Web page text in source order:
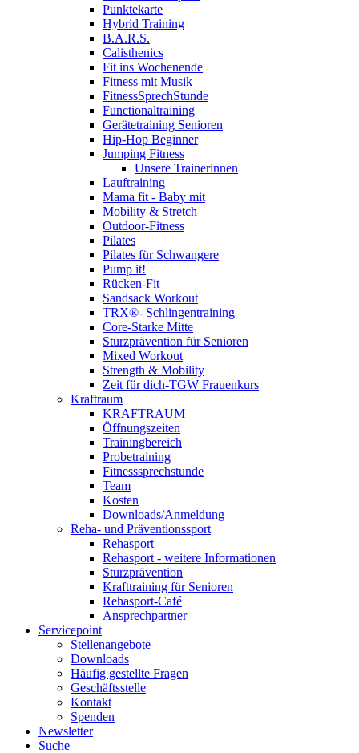
Punktekarte
Hybrid Training
B.A.R.S.
Calisthenics
Fit ins Wochenende
Fitness mit Musik
FitnessSprechStunde
Functionaltraining
Gerätetraining Senioren
Hip-Hop Beginner
Jumping Fitness
Unsere Trainerinnen
Lauftraining
Mama fit - Baby mit
Mobility & Stretch
Outdoor-Fitness
Pilates
Pilates für Schwangere
Pump it!
Rücken-Fit
Sandsack Workout
TRX®- Schlingentraining
Core-Starke Mitte
Sturzprävention für Senioren
Mixed Workout
Strength & Mobility
Zeit für dich-TGW Frauenkurs
Kraftraum
KRAFTRAUM
Öffnungszeiten
Trainingbereich
Probetraining
Fitnesssprechstunde
Team
Kosten
Downloads/Anmeldung
Reha- und Präventionssport
Rehasport
Rehasport - weitere Informationen
Sturzprävention
Krafttraining für Senioren
Rehasport-Café
Ansprechpartner
Servicepoint
Stellenangebote
Downloads
Häufig gestellte Fragen
Geschäftsstelle
Kontakt
Spenden
Newsletter
Suche